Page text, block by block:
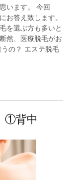
います。 今回
お答え致します。
を選ぶ方も多いと
然、医療脱毛がお
の？ エステ脱毛
①背中